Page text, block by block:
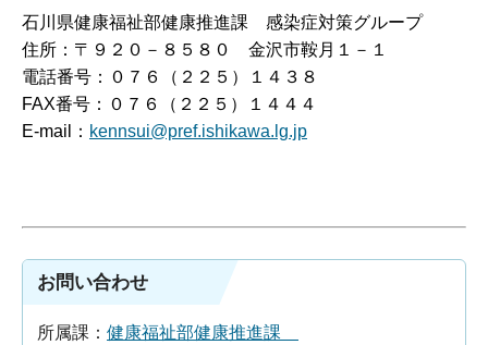
石川県健康福祉部健康推進課 感染症対策グループ
住所：〒９２０－８５８０ 金沢市鞍月１－１
電話番号：０７６（２２５）１４３８
FAX番号：０７６（２２５）１４４４
E-mail： kennsui@pref.ishikawa.lg.jp
お問い合わせ
所属課： 健康福祉部健康推進課